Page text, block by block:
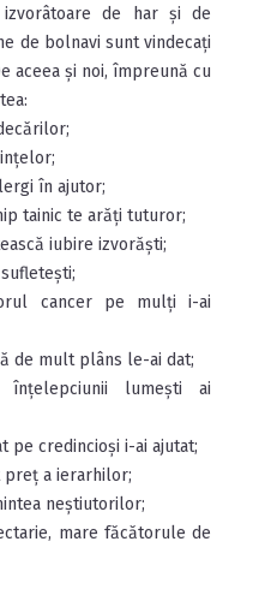
de har și de
de bolnavi sunt vindecați
aceea și noi, împreună cu
în ajutor;
tainic te arăți tuturor;
iubire izvorăști;
cancer pe mulți i-ai
de mult plâns le-ai dat;
lumești ai
pe credincioși i-ai ajutat;
preț a ierarhilor;
neștiutorilor;
mare făcătorule de